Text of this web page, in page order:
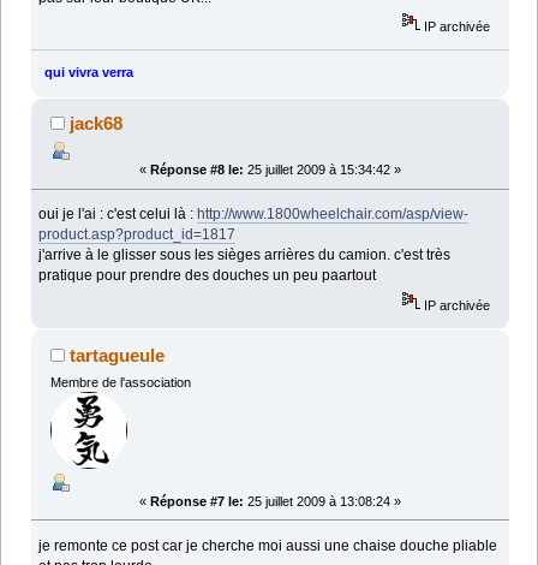
IP archivée
qui vivra verra
jack68
« Réponse #8 le: 25 juillet 2009 à 15:34:42 »
oui je l'ai : c'est celui là : http://www.1800wheelchair.com/asp/view-
product.asp?product_id=1817
j'arrive à le glisser sous les sièges arrières du camion. c'est très
pratique pour prendre des douches un peu paartout
IP archivée
tartagueule
Membre de l'association
« Réponse #7 le: 25 juillet 2009 à 13:08:24 »
je remonte ce post car je cherche moi aussi une chaise douche pliable